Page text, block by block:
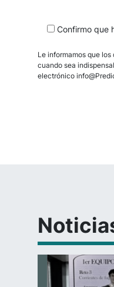
favor,
este
campo
vacío.
Confirmo que
Le informamos que
cuando sea
electrónico